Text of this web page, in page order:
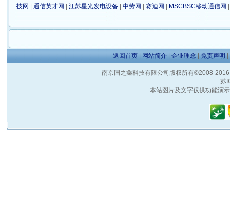
技网
通信英才网 江苏星光发电设备| 中劳网 赛迪网 MSCBSC移动通信网
返回首页| 网站简介 | 企业理念 | 免责声明 |
南京国之鑫科技有限公司版权所有©2008-
苏
本站图片及文字仅供功能演